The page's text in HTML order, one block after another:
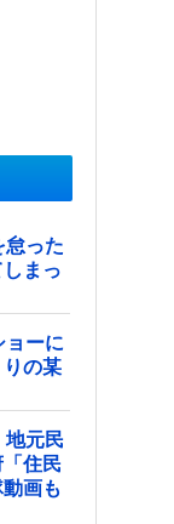
怠った
まっ
ョーに
の某
地元民
「住民
画も